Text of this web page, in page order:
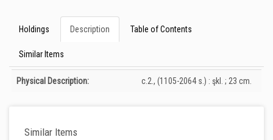
Holdings Description Table of Contents
Similar Items
Description
Physical Description: c.2., (1105-2064 s.) : şkl. ; 23 cm.
Similar Items